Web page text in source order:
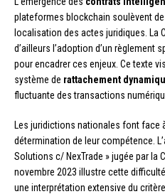
plateformes blockchain soulèvent
localisation des actes juridiques. La
d’ailleurs l’adoption d’un règlement
pour encadrer ces enjeux. Ce texte
système de rattachement
fluctuante des transactions
Les juridictions nationales font face
détermination de leur compétence.
Solutions c/ NexTrade » jugée par la
novembre 2023 illustre cette
une interprétation extensive du